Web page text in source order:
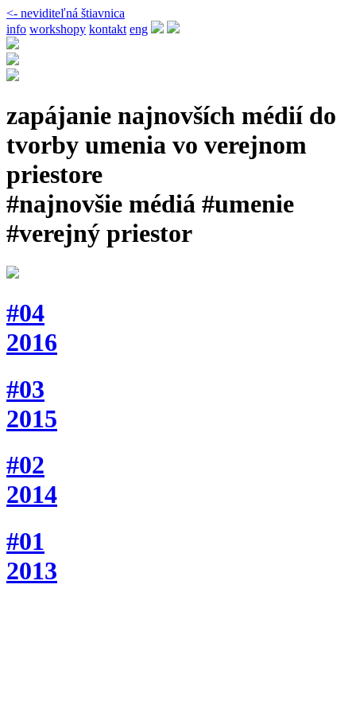
<- neviditeľná štiavnica
info workshopy kontakt eng
zapájanie najnovších médií do
tvorby umenia vo verejnom
priestore
#najnovšie médiá #umenie
#verejný priestor
#04
2016
#03
2015
#02
2014
#01
2013